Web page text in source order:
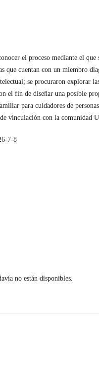
el proceso mediante el
que cuentan con un miembro
se procuraron explorar
el fin de diseñar una posible
para cuidadores de
vinculación con la comunidad
7-8
no están disponibles.